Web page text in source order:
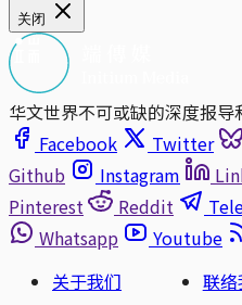
关闭
华文世界不可或缺的深度报导
Facebook
Twitter
Github
Instagram
Pinterest
Reddit
Whatsapp
Youtube
关于我们
联